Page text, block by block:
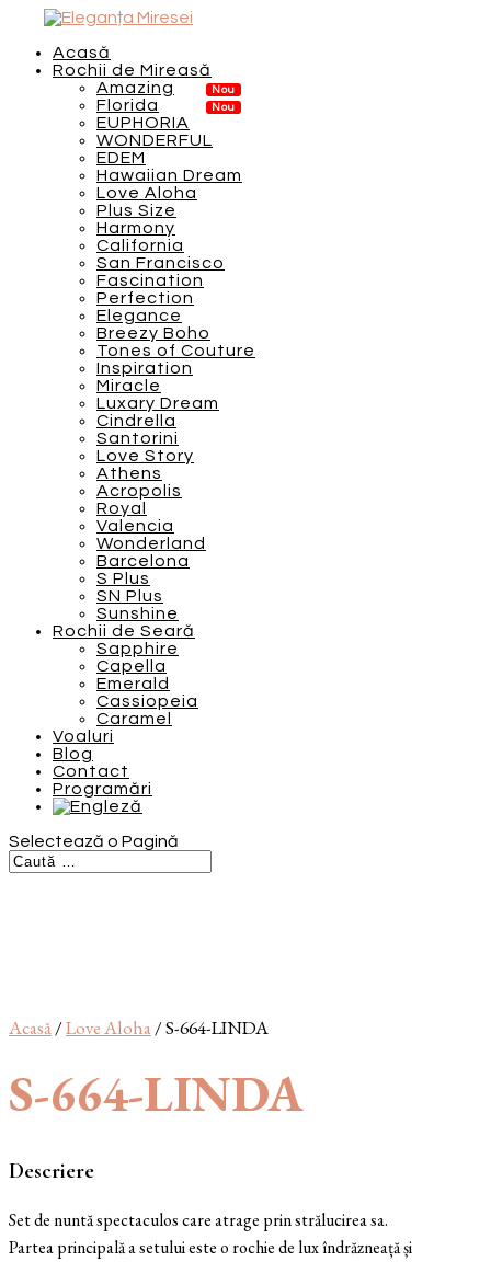
Acasă
Rochii de Mireasă
Amazing
Florida
EUPHORIA
WONDERFUL
EDEM
Hawaiian Dream
Love Aloha
Plus Size
Harmony
California
San Francisco
Fascination
Perfection
Elegance
Breezy Boho
Tones of Couture
Inspiration
Miracle
Luxary Dream
Cindrella
Santorini
Love Story
Athens
Acropolis
Royal
Valencia
Wonderland
Barcelona
S Plus
SN Plus
Sunshine
Rochii de Seară
Sapphire
Capella
Emerald
Cassiopeia
Caramel
Voaluri
Blog
Contact
Programări
Selectează o Pagină
Acasă/Love Aloha/ S-664-LINDA
S-664-LINDA
Descriere
Set de nuntă spectaculos care atrage prin strălucirea sa.
Partea principală a setului este o rochie de lux îndrăzneață și